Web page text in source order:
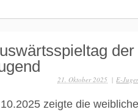
der
| E-
21. Oktober 2025
zeigte die